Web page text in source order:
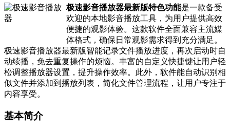
极速影音播放器最新版特色功能是一款备受
欢迎的本地影音播放工具，为用户提供高效
便捷的观影体验。这款软件全面兼容主流媒
体格式，确保日常观影需求得到充分满足。
极速影音播放器最新版智能记录文件播放进度，再次启动时自
动续播，免去重复操作的烦恼。丰富的自定义快捷键让用户轻
松调整播放器设置，提升操作效率。此外，软件能自动识别相
似文件并添加到播放列表，简化文件管理流程，让用户专注于
内容享受。
基本简介